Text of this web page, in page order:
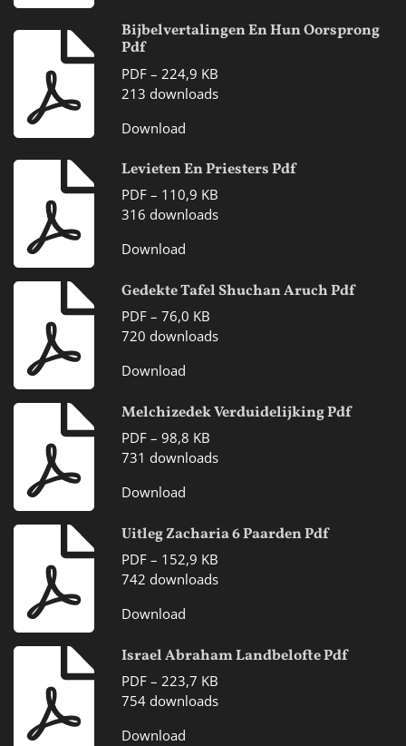
Bijbelvertalingen En Hun Oorsprong
Pdf
PDF – 224,9 KB
213 downloads
Download
Levieten En Priesters Pdf
PDF – 110,9 KB
316 downloads
Download
Gedekte Tafel Shuchan Aruch Pdf
PDF – 76,0 KB
720 downloads
Download
Melchizedek Verduidelijking Pdf
PDF – 98,8 KB
731 downloads
Download
Uitleg Zacharia 6 Paarden Pdf
PDF – 152,9 KB
742 downloads
Download
Israel Abraham Landbelofte Pdf
PDF – 223,7 KB
754 downloads
Download